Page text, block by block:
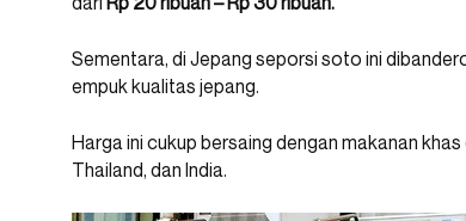
Sementara, di Jepang seporsi soto ini
empuk kualitas jepang.
Harga ini cukup bersaing dengan makanan
Thailand, dan India.